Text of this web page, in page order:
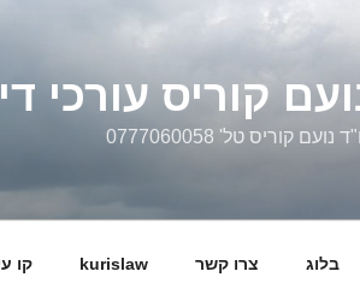
קוריס עורכי
נועם קוריס טל' 0777060058
בלוג צרו קשר kurislaw קו